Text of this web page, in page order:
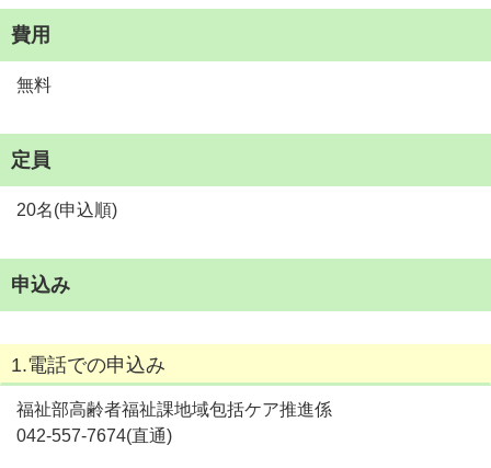
費用
無料
定員
20名(申込順)
申込み
1.電話での申込み
福祉部高齢者福祉課地域包括ケア推進係
042-557-7674(直通)